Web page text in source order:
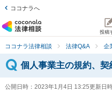
ココナラへ
投稿
ココナラ法律相談 法律Q&A 企
個人事業主の規約、
公開日時： 2023年1月4日 13:25更新日